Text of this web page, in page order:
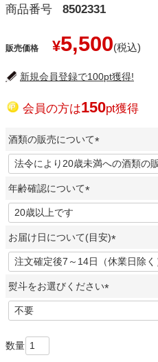
商品番号 8502331
販売価格 ¥5,500
新規会員登録で100pt獲得!
会員の方は150pt獲得
酒類の販売について
(
必
)
年齢確認について
必
須
)
お届け日について(目安)
(
必
)
熨斗をお選びください
必